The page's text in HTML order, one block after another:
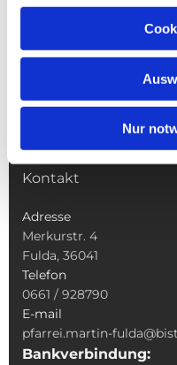
Nur
Gottesdienste
Veranstaltungen &
Kindertagesstätte
Kontakt
Adresse
Merkurstr. 4
Fulda, 36041
Telefon
0661 / 928790
E-mail
pfarrei.martin-
Bankverbindung: